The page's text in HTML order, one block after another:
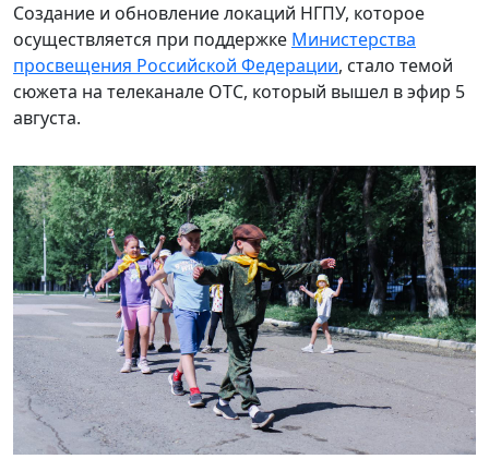
Создание и обновление локаций НГПУ, которое
осуществляется при поддержке Министерства
просвещения Российской Федерации, стало темой
сюжета на телеканале ОТС, который вышел в эфир 5
августа.